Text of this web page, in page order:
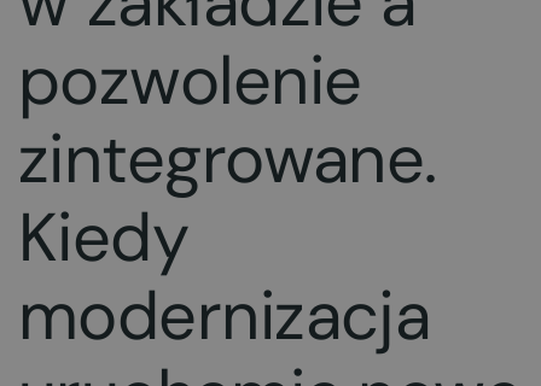
pozwolenie
zintegrowane.
Kiedy
modernizacja